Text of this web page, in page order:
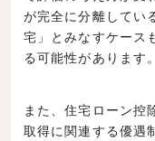
が完全に分離してい
宅」とみなすケース
る可能性があります。
また、住宅ローン控
取得に関連する優遇